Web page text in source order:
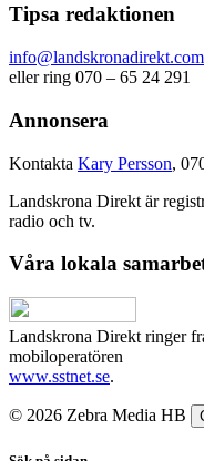
Tipsa redaktionen
info@landskronadirekt.com
eller ring 070 – 65 24 291
Annonsera
Kontakta Kary Persson,
Landskrona Direkt är
radio och tv.
Våra lokala
Landskrona Direkt ringer
mobiloperatören
www.sstnet.se.
© 2026 Zebra Media HB